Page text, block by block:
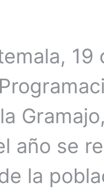
año se
la